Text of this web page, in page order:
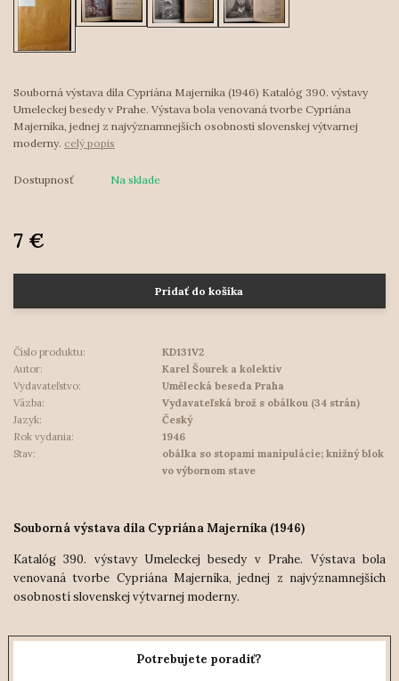
Souborná výstava díla Cypriána Majerníka (1946) Katalóg 390. výstavy
Umeleckej besedy v Prahe. Výstava bola venovaná tvorbe Cypriána
Majerníka, jednej z najvýznamnejších osobností slovenskej výtvarnej
moderny. celý popis
Dostupnosť Na sklade
7 €
Pridať do košíka
Číslo produktu:
KD131V2
Autor:
Karel Šourek a kolektív
Vydavateľstvo:
Umělecká beseda Praha
Väzba:
Vydavateľská brož s obálkou (34 strán)
Jazyk:
Český
Rok vydania:
1946
Stav:
obálka so stopami manipulácie; knižný blok
vo výbornom stave
Souborná výstava díla Cypriána Majerníka (1946)
Katalóg 390. výstavy Umeleckej besedy v Prahe. Výstava bola
venovaná tvorbe Cypriána Majerníka, jednej z najvýznamnejších
osobností slovenskej výtvarnej moderny.
Potrebujete poradiť?